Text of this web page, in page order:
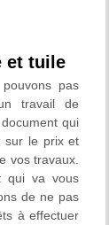
et tuile
pas
travail de
qui
sur le prix et
vos travaux.
qui va vous
de ne pas
à effectuer